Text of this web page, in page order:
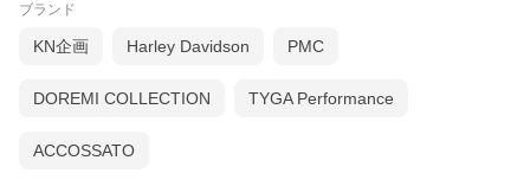
ブランド
KN企画 Harley Davidson PMC
DOREMI COLLECTION TYGA Performance
ACCOSSATO